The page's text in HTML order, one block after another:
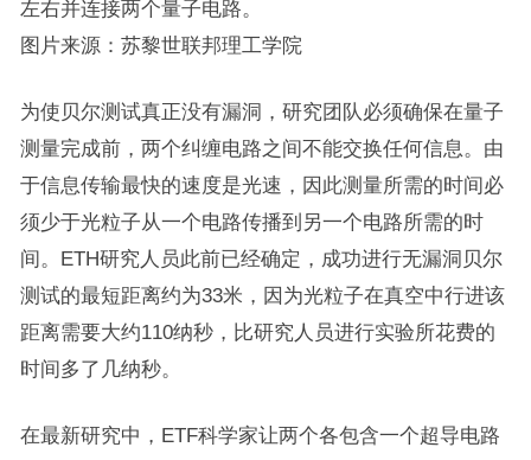
左右并连接两个量子电路。
图片来源：苏黎世联邦理工学院
为使贝尔测试真正没有漏洞，研究团队必须确保在量子
测量完成前，两个纠缠电路之间不能交换任何信息。由
于信息传输最快的速度是光速，因此测量所需的时间必
须少于光粒子从一个电路传播到另一个电路所需的时
间。ETH研究人员此前已经确定，成功进行无漏洞贝尔
测试的最短距离约为33米，因为光粒子在真空中行进该
距离需要大约110纳秒，比研究人员进行实验所花费的
时间多了几纳秒。
在最新研究中，ETF科学家让两个各包含一个超导电路